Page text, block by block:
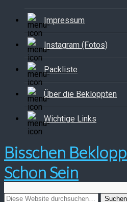
Impressum
Instagram (Fotos)
Packliste
Über die Bekloppten
Wichtige Links
Bisschen
Schon Sein